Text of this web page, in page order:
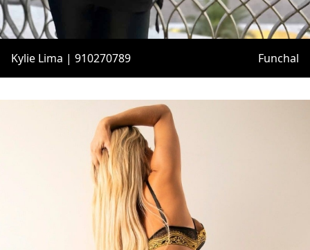
Kylie Lima | 910270789 Funchal